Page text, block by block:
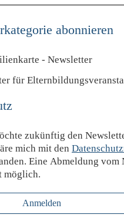
abonnieren
- Newsletter
für
zukünftig den
mich mit den
Eine Abmeldung vom
möglich.
Anmelden